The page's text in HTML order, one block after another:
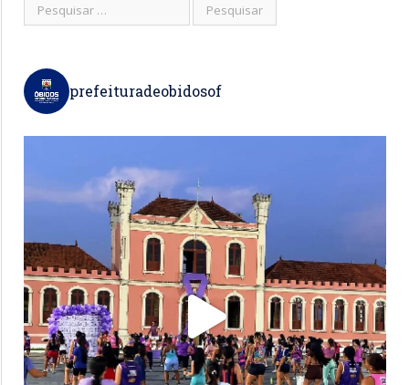
prefeituradeobidosof